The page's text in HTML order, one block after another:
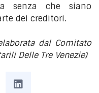
senza che siano
dei creditori.
dal Comitato
Delle Tre Venezie)